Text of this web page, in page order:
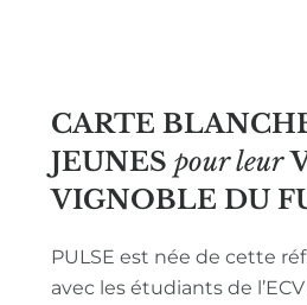
CARTE
JEUNES pour leur
VIGNOBLE DU
PULSE est née de cette
avec les étudiants de